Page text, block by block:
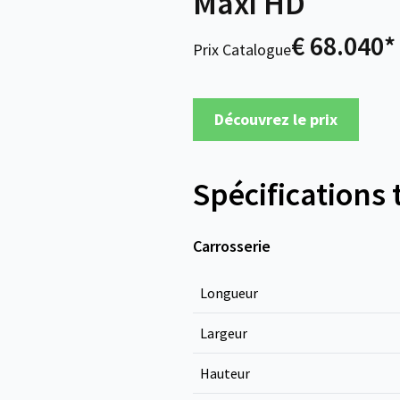
Prix Catalogue€ 68.040*
Découvrez le prix
Spécifications
Carrosserie
Longueur
Largeur
Hauteur